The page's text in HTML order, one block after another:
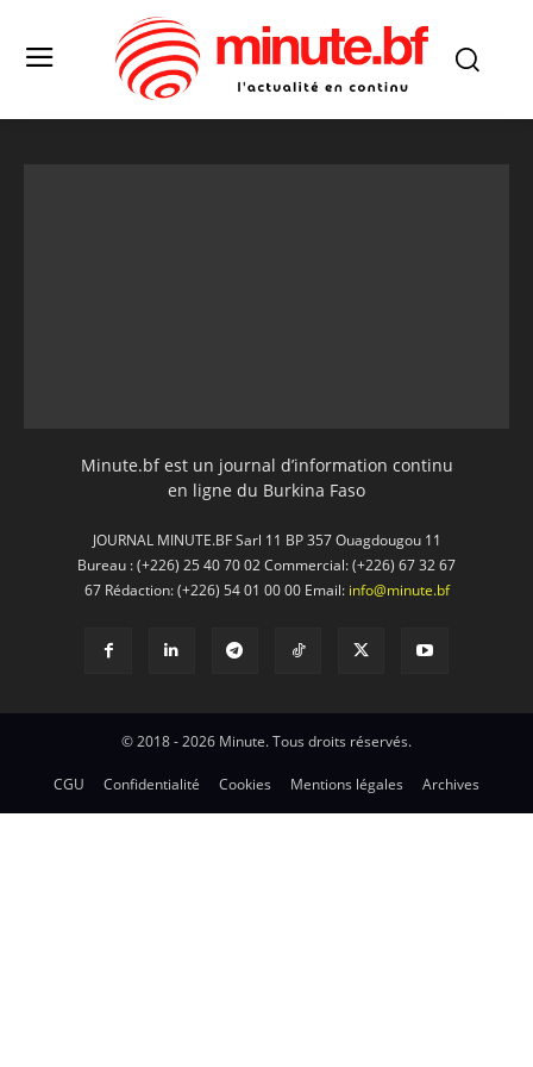
Minute.bf est un journal d’information continu
en ligne du Burkina Faso
JOURNAL MINUTE.BF Sarl 11 BP 357 Ouagdougou 11
Bureau : (+226) 25 40 70 02 Commercial: (+226) 67 32 67
67 Rédaction: (+226) 54 01 00 00 Email: info@minute.bf
© 2018 - 2026 Minute. Tous droits réservés.
CGU Confidentialité Cookies Mentions légales Archives